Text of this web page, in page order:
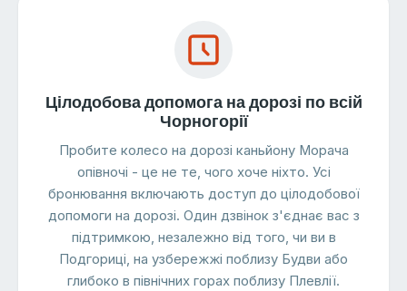
Цілодобова допомога на дорозі по всій
Чорногорії
Пробите колесо на дорозі каньйону Морача
опівночі - це не те, чого хоче ніхто. Усі
бронювання включають доступ до цілодобової
допомоги на дорозі. Один дзвінок з'єднає вас з
підтримкою, незалежно від того, чи ви в
Подгориці, на узбережжі поблизу Будви або
глибоко в північних горах поблизу Плевлії.